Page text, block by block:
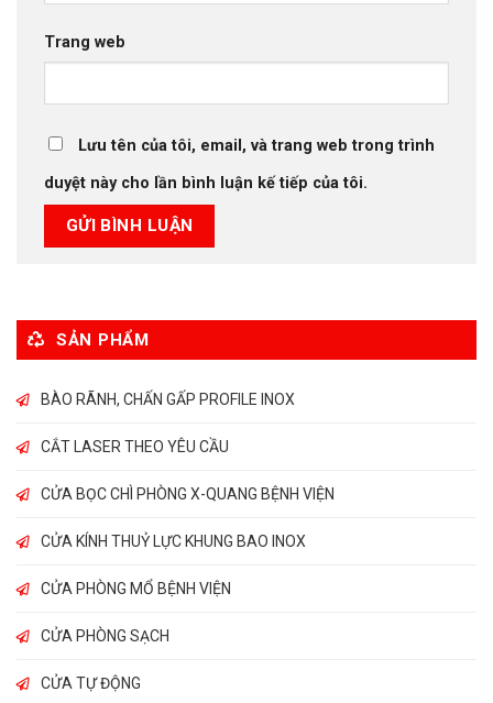
Trang web
Lưu tên của tôi, email, và trang web trong trình
duyệt này cho lần bình luận kế tiếp của tôi.
SẢN PHẨM
BÀO RÃNH, CHẤN GẤP PROFILE INOX
CẮT LASER THEO YÊU CẦU
CỬA BỌC CHÌ PHÒNG X-QUANG BỆNH VIỆN
CỬA KÍNH THUỶ LỰC KHUNG BAO INOX
CỬA PHÒNG MỔ BỆNH VIỆN
CỬA PHÒNG SẠCH
CỬA TỰ ĐỘNG